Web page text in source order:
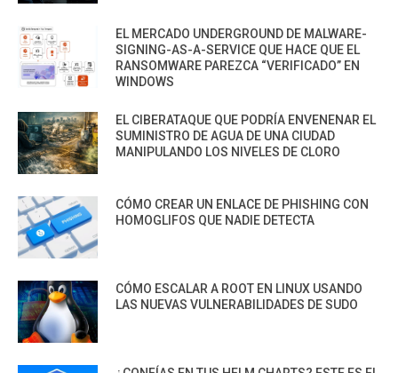
EL MERCADO UNDERGROUND DE MALWARE-
SIGNING-AS-A-SERVICE QUE HACE QUE EL
RANSOMWARE PAREZCA “VERIFICADO” EN
WINDOWS
EL CIBERATAQUE QUE PODRÍA ENVENENAR EL
SUMINISTRO DE AGUA DE UNA CIUDAD
MANIPULANDO LOS NIVELES DE CLORO
CÓMO CREAR UN ENLACE DE PHISHING CON
HOMOGLIFOS QUE NADIE DETECTA
CÓMO ESCALAR A ROOT EN LINUX USANDO
LAS NUEVAS VULNERABILIDADES DE SUDO